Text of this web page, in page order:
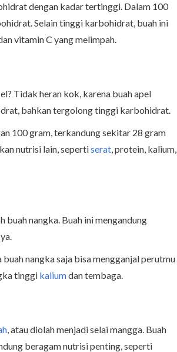
dengan kadar tertinggi. Dalam 100
Selain tinggi karbohidrat, buah ini
vitamin C yang melimpah.
Tidak heran kok, karena buah apel
bahkan tergolong tinggi karbohidrat.
100 gram, terkandung sekitar 28 gram
nutrisi lain, sepertiserat, protein, kalium,
buah nangka. Buah ini mengandung
nangka saja bisa mengganjal perutmu
tinggi kaliumdan tembaga.
, atau diolah menjadi selai mangga. Buah
beragam nutrisi penting, seperti